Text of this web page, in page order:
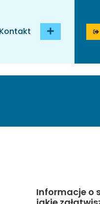
Kontakt
Informacje o